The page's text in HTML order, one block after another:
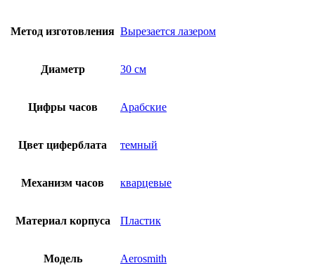
Метод изготовления Вырезается лазером
Диаметр 30 см
Цифры часов Арабские
Цвет циферблата темный
Механизм часов кварцевые
Материал корпуса Пластик
Модель Aerosmith